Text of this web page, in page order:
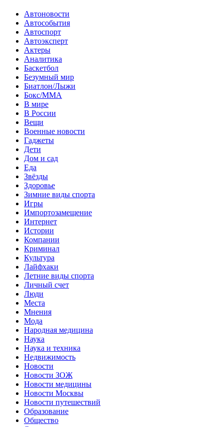
Автоновости
Автособытия
Автоспорт
Автоэксперт
Актеры
Аналитика
Баскетбол
Безумный мир
Биатлон/Лыжи
Бокс/MMA
В мире
В России
Вещи
Военные новости
Гаджеты
Дети
Дом и сад
Еда
Звёзды
Здоровье
Зимние виды спорта
Игры
Импортозамещение
Интернет
Истории
Компании
Криминал
Культура
Лайфхаки
Летние виды спорта
Личный счет
Люди
Места
Мнения
Мода
Народная медицина
Наука
Наука и техника
Недвижимость
Новости
Новости ЗОЖ
Новости медицины
Новости Москвы
Новости путешествий
Образование
Общество